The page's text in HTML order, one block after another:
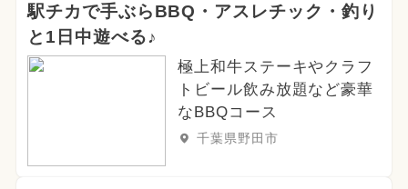
駅チカで手ぶらBBQ・アスレチック・釣り
と1日中遊べる♪
極上和牛ステーキやクラフ
トビール飲み放題など豪華
なBBQコース
千葉県野田市